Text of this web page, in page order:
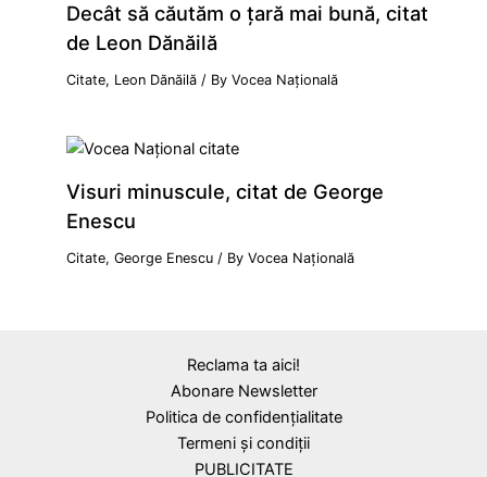
Decât să căutăm o țară mai bună, citat
de Leon Dănăilă
Citate, Leon Dănăilă / ByVocea Națională
Visuri minuscule, citat de George
Enescu
Citate,George Enescu / ByVocea Națională
Reclama ta aici!
Abonare Newsletter
Politica de confidențialitate
Termeni și condiții
PUBLICITATE